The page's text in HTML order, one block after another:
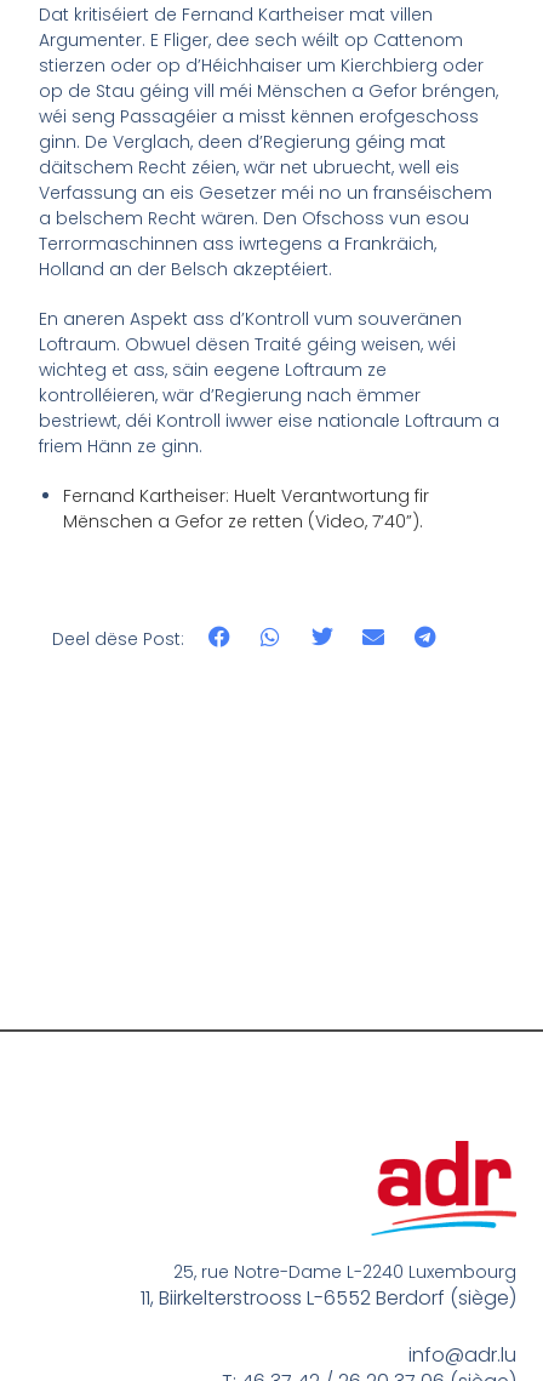
Dat kritiséiert de Fernand Kartheiser mat villen
Argumenter. E Fliger, dee sech wéilt op Cattenom
stierzen oder op d’Héichhaiser um Kierchbierg oder
op de Stau géing vill méi Mënschen a Gefor bréngen,
wéi seng Passagéier a misst kënnen erofgeschoss
ginn. De Verglach, deen d’Regierung géing mat
däitschem Recht zéien, wär net ubruecht, well eis
Verfassung an eis Gesetzer méi no un franséischem
a belschem Recht wären. Den Ofschoss vun esou
Terrormaschinnen ass iwrtegens a Frankräich,
Holland an der Belsch akzeptéiert.
En aneren Aspekt ass d’Kontroll vum souveränen
Loftraum. Obwuel dësen Traité géing weisen, wéi
wichteg et ass, säin eegene Loftraum ze
kontrolléieren, wär d’Regierung nach ëmmer
bestriewt, déi Kontroll iwwer eise nationale Loftraum a
friem Hänn ze ginn.
Fernand Kartheiser: Huelt Verantwortung fir
Mënschen a Gefor ze retten (Video, 7’40”).
Deel dëse Post:
25, rue Notre-Dame L-2240 Luxembourg
11, Biirkelterstrooss L-6552 Berdorf (siège)
info@adr.lu